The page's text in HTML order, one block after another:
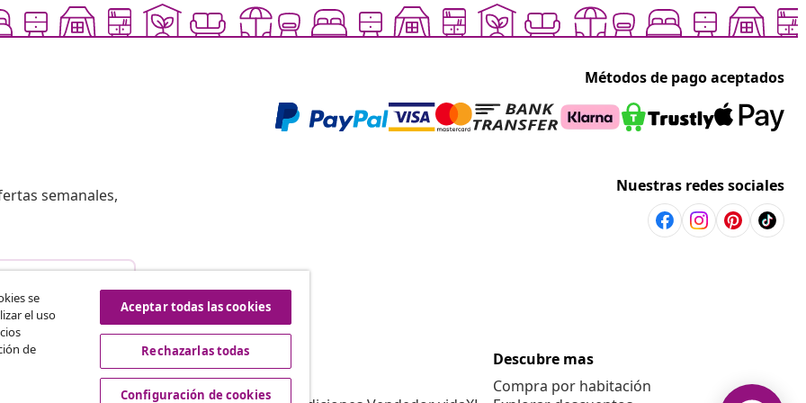
Métodos de pago aceptados
semanales, Nuestras redes sociales
vidaXL
Sobre vidaXL
Descubre mas
Compra por habitación
se
el uso
de
Aceptar todas las cookies
Rechazarlas todas
Configuración de cookies